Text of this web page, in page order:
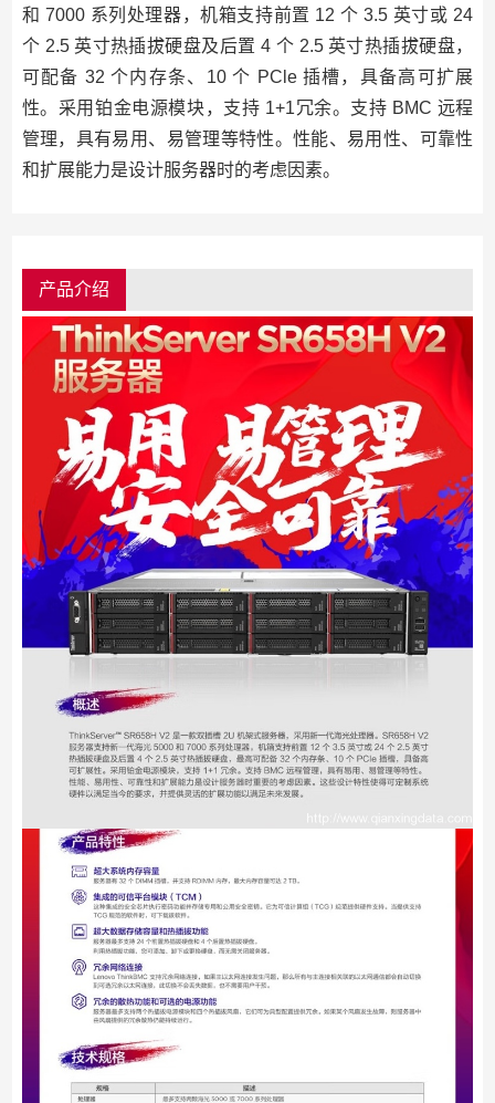
和 7000 系列处理器，机箱支持前置 12 个 3.5 英寸或 24
个 2.5 英寸热插拔硬盘及后置 4 个 2.5 英寸热插拔硬盘，
可配备 32 个内存条、10 个 PCle 插槽，具备高可扩展
性。采用铂金电源模块，支持 1+1冗余。支持 BMC 远程
管理，具有易用、易管理等特性。性能、易用性、可靠性
和扩展能力是设计服务器时的考虑因素。
产品介绍